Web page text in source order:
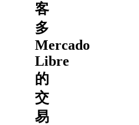
客
多
Mercado
Libre
的
交
易